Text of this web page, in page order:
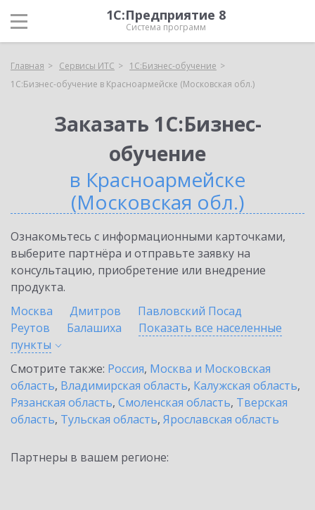
1С:Предприятие 8
Система программ
Главная Сервисы ИТС
1С:Бизнес-обучение
1С:Бизнес-обучение в Красноармейске (Московская обл.)
Заказать 1С:Бизнес-
обучение
в Красноармейске
(Московская обл.)
Ознакомьтесь с информационными карточками,
выберите партнёра и отправьте заявку на
консультацию, приобретение или внедрение
продукта.
Москва
Дмитров
Павловский Посад
Реутов
Балашиха
Показать все населенные
пункты
Смотрите также: Россия, Москва и Московская
область, Владимирская область, Калужская область,
Рязанская область, Смоленская область, Тверская
область, Тульская область, Ярославская область
Партнеры в вашем регионе: